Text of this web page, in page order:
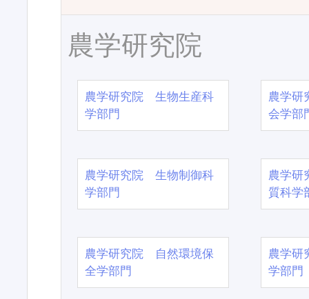
農学研究院
農学研究院 生物生産科
学部門
農学
会学部
農学研究院 生物制御科
学部門
農学
質科学
農学研究院 自然環境保
全学部門
農学
学部門